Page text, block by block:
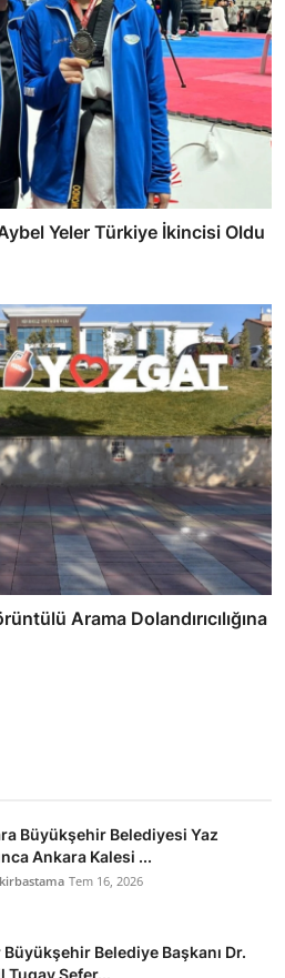
Yeler Türkiye İkincisi Oldu
Arama Dolandırıcılığına
Büyükşehir Belediyesi Yaz
Ankara Kalesi ...
Tem 16, 2026
Belediye Başkanı Dr.
Tugay Sefer...